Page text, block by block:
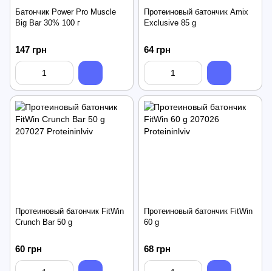
Батончик Power Pro Muscle
Big Bar 30% 100 г
147 грн
Протеиновый батончик Amix
Exclusive 85 g
64 грн
Протеиновый батончик FitWin
Crunch Bar 50 g
60 грн
Протеиновый батончик FitWin
60 g
68 грн